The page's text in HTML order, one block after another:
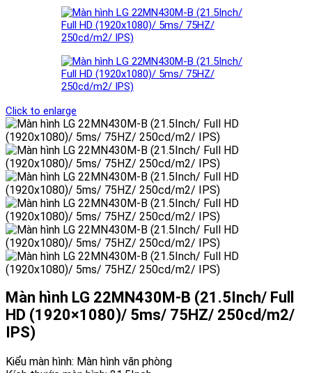
Click to enlarge
Màn hình LG 22MN430M-B (21.5Inch/ Full
HD (1920×1080)/ 5ms/ 75HZ/ 250cd/m2/
IPS)
Kiểu màn hình: Màn hình văn phòng